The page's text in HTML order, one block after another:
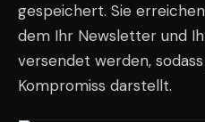
gespeichert. Sie
dem Ihr Newsletter und
versendet werden,
Kompromiss darstellt.